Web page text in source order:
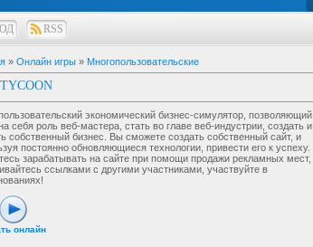
RSS
» Онлайн игры » Многопользовательские
экономический бизнес-симулятор, позволяющий
себя роль веб-мастера, стать во главе веб-индустрии, создать и
собственный бизнес. Вы сможете создать собственный сайт, и
постоянно обновляющиеся технологии, привести его к успеху.
зарабатывать на сайте при помощи продажи рекламных мест,
ссылками с другими участниками, участвуйте в
онлайн